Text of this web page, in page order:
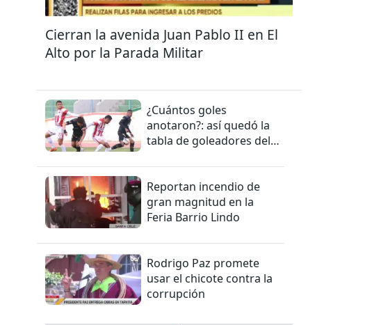
Cierran la avenida Juan Pablo II en El
Alto por la Parada Militar
¿Cuántos goles
anotaron?: así quedó la
tabla de goleadores del
Reportan incendio de
gran magnitud en la
Feria Barrio Lindo
Rodrigo Paz promete
usar el chicote contra la
corrupción